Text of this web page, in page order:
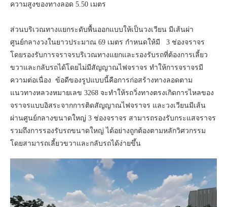
ความสูงของทางลอด 5.50 เมตร
ส่วนบริเวณทางแยกระดับพื้นออกแบบให้เป็นวงเวียน มีเส้นผ่า
ศูนย์กลางวงในยาวประมาณ 69 เมตร กำหนดให้มี 3 ช่องจราจร
โดยรองรับการจราจรบริเวณทางแยกและรองรับรถที่ต้องการเลี้ยว
ขวาและกลับรถได้โดยไม่มีสัญญาณไฟจราจร ทำให้การจราจรมี
ความต่อเนื่อง ข้อดีของรูปแบบนี้คือการก่อสร้างทางลอดตาม
แนวทางหลวงหมายเลข 3268 จะทำให้รถวิ่งทางตรงเกิดการไหลของ
จราจรแบบอิสระจากการติดสัญญาณไฟจราจร และวงเวียนมีเส้น
ผ่านศูนย์กลางขนาดใหญ่ 3 ช่องจราจร สามารถรองรับกระแสจราจร
รวมถึงการรองรับรถขนาดใหญ่ ได้อย่างถูกต้องตามหลักวิศวกรรม
โดยสามารถเลี้ยวขวาและกลับรถได้ง่ายขึ้น